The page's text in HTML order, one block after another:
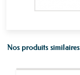
Nos produits similaires